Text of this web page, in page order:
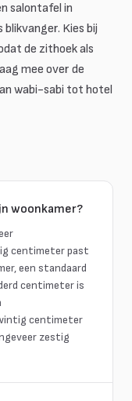
salontafel in
Kies bij
de zithoek als
mee over de
wabi-sabi tot hotel
woonkamer?
centimeter past
een standaard
centimeter is
centimeter
zestig